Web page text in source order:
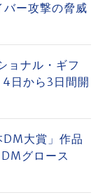
ー攻撃の脅威
ョナル・ギフ
日から3日間開
大賞」作品
グロース